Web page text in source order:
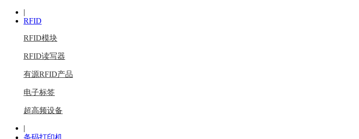
|
RFID
RFID模块
RFID读写器
有源RFID产品
电子标签
超高频设备
|
条码打印机